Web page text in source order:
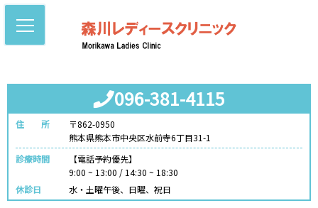
096-381-4115
住 所
〒862-0950
熊本県熊本市中央区水前寺6丁目31-1
診療時間
【電話予約優先】
9:00 ~ 13:00 / 14:30 ~ 18:30
休診日
水・土曜午後、日曜、祝日